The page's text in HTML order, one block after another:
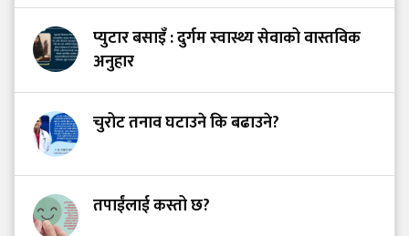
प्युटार बसाइँ : दुर्गम स्वास्थ्य सेवाको वास्तविक
अनुहार
चुरोट तनाव घटाउने कि बढाउने?
तपाईंलाई कस्तो छ?